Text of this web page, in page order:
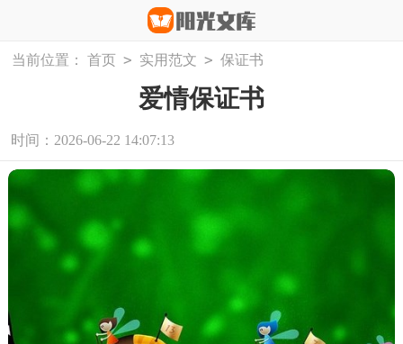
当前位置： 首页 > 实用范文 > 保证书
爱情保证书
时间：2026-06-22 14:07:13